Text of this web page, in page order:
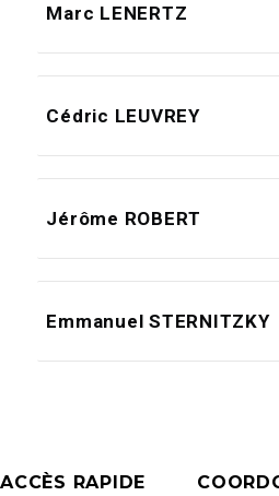
Marc LENERTZ
Cédric LEUVREY
Jérôme ROBERT
Emmanuel STERNITZKY
ACCÈS RAPIDE